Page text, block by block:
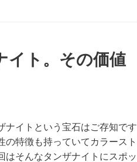
イト。その価値
ナイトという宝石はご存知です
特徴も持っていてカラースト
はそんなタンザナイトにスポッ